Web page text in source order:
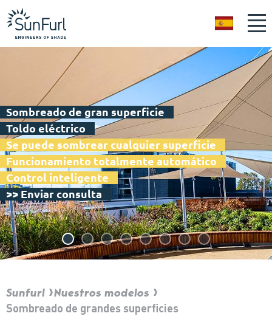
ES
Sunfurl Nuestros modelos
Sombreado de grandes superficies
Sombreado de gran superficie
Toldo eléctrico
Se puede sombrear cualquier superficie
Funcionamiento totalmente automático
Control inteligente
>> Enviar consulta